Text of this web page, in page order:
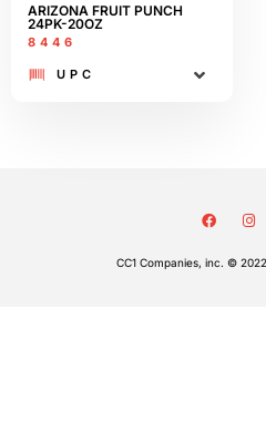
ARIZONA FRUIT PUNCH
24PK-20OZ
8446
UPC
CC1 Companies, inc. ©